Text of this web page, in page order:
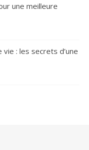
une meilleure
: les secrets d’une